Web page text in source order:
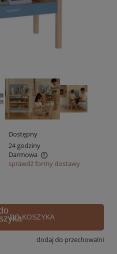
Dostępny
24 godziny
Darmowa
kosztów płatności
sprawdź formy dostawy
DO KOSZYKA
dodaj do przechowalni